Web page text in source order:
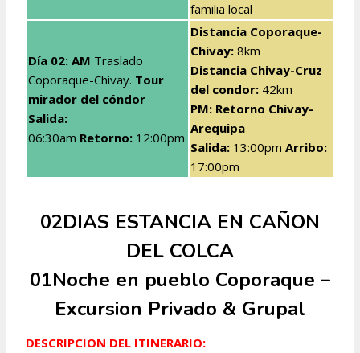
familia local
Día 02: AM Traslado
Coporaque-Chivay. Tour
mirador del cóndor
Salida:
06:30am Retorno: 12:00pm
Distancia Coporaque-
Chivay: 8km
Distancia Chivay-Cruz
del condor: 42km
PM: Retorno Chivay-
Arequipa
Salida: 13:00pm Arribo:
17:00pm
02DIAS ESTANCIA EN CAÑON
DEL COLCA
01Noche en pueblo Coporaque –
Excursion Privado & Grupal
DESCRIPCION DEL ITINERARIO: